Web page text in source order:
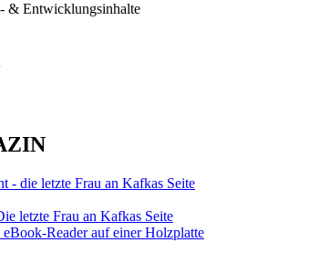
& Entwicklungsinhalte
letzte Frau an Kafkas Seite